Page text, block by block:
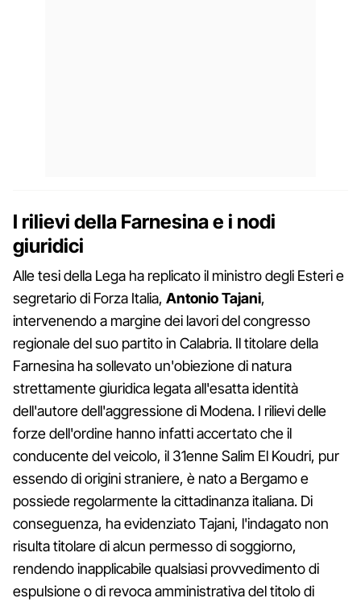
I rilievi della Farnesina e i nodi
giuridici
Alle tesi della Lega ha replicato il ministro degli Esteri e
segretario di Forza Italia, Antonio Tajani,
intervenendo a margine dei lavori del congresso
regionale del suo partito in Calabria. Il titolare della
Farnesina ha sollevato un'obiezione di natura
strettamente giuridica legata all'esatta identità
dell'autore dell'aggressione di Modena. I rilievi delle
forze dell'ordine hanno infatti accertato che il
conducente del veicolo, il 31enne Salim El Koudri, pur
essendo di origini straniere, è nato a Bergamo e
possiede regolarmente la cittadinanza italiana. Di
conseguenza, ha evidenziato Tajani, l'indagato non
risulta titolare di alcun permesso di soggiorno,
rendendo inapplicabile qualsiasi provvedimento di
espulsione o di revoca amministrativa del titolo di